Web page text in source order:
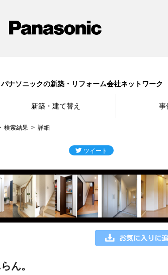
パナソニックの新築・リフォーム会社ネットワーク
新築・建て替え 事
検索結果 詳細
ん。